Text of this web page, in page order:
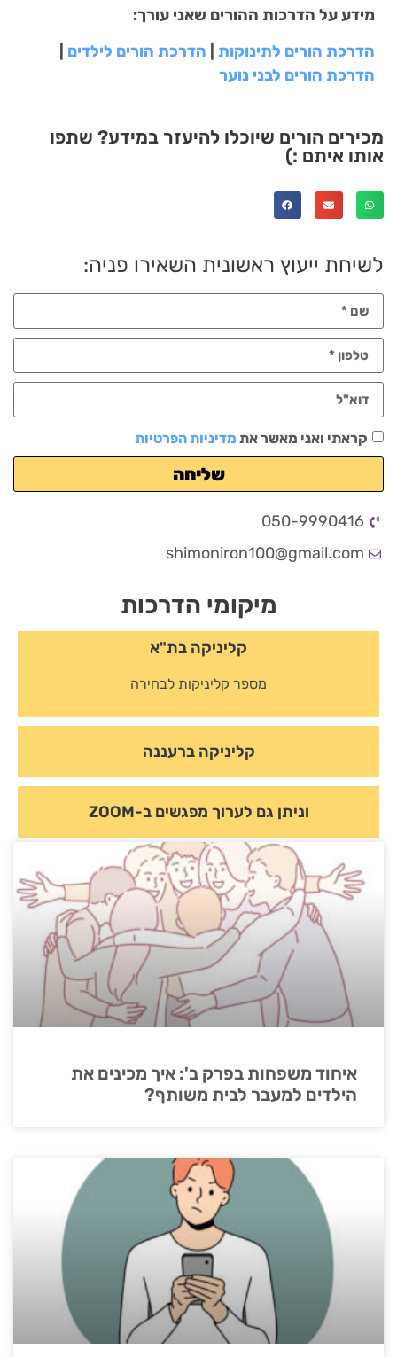
לשיחת ייעוץ ראשונית השאירו פניה:
קראתי ואני מאשר את מדיניות הפרטיות
שליחה
050-9990416
shimoniron100@gmail.com
מיקומי הדרכות
קליניקה בת"א
מספר קליניקות לבחירה
קליניקה ברעננה
וניתן גם לערוך מפגשים ב-ZOOM
איחוד משפחות בפרק ב': איך מכינים את
הילדים למעבר לבית משותף?
מידע על הדרכות ההורים שאני עורך:
הדרכת הורים לתינוקות
הדרכת הורים לילדים
הדרכת הורים לבני נוער
מכירים הורים שיוכלו להיעזר במידע? שתפו
אותו איתם :)